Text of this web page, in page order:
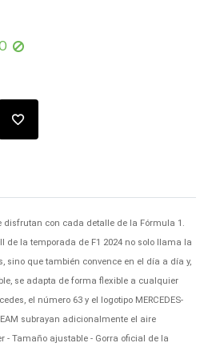
con cada detalle de la Fórmula 1.
de la temporada de F1 2024 no solo llama la
sino que también convence en el día a día y,
se adapta de forma flexible a cualquier
el número 63 y el logotipo MERCEDES-
subrayan adicionalmente el aire
- Tamaño ajustable - Gorra oficial de la